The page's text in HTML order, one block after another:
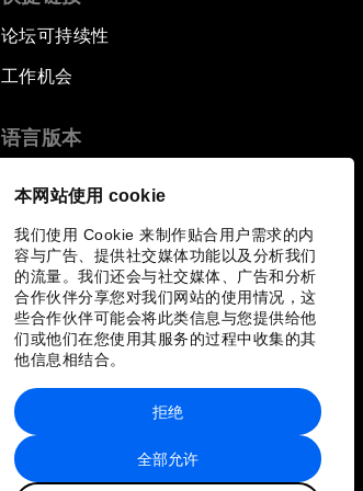
本网站使用 cookie
我们使用 Cookie 来制作贴合用户需求的内
容与广告、提供社交媒体功能以及分析我们
的流量。我们还会与社交媒体、广告和分析
合作伙伴分享您对我们网站的使用情况，这
些合作伙伴可能会将此类信息与您提供给他
们或他们在您使用其服务的过程中收集的其
他信息相结合。
全部允许
拒绝
论坛可持续性
工作机会
语言版本